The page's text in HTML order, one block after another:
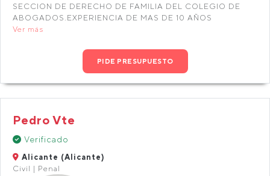
SECCION DE DERECHO DE FAMILIA DEL COLEGIO DE
ABOGADOS.EXPERIENCIA DE MAS DE 10 AÑOS
Ver más
PIDE PRESUPUESTO
Pedro Vte
Verificado
Alicante (Alicante)
Civil | Penal